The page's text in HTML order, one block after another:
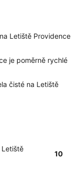
Letiště Providence
je poměrně rychlé
čisté na Letiště
Letiště
10